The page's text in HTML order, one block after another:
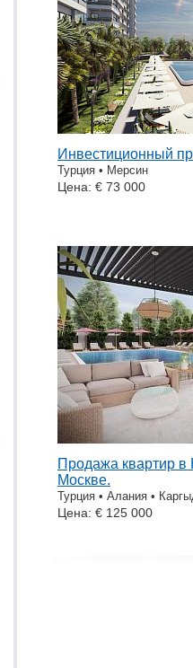
Инвестиционный
Турция • Мерсин
Цена: € 73 000
Продажа квартир в
Москве.
Турция • Алания •
Цена: € 125 000